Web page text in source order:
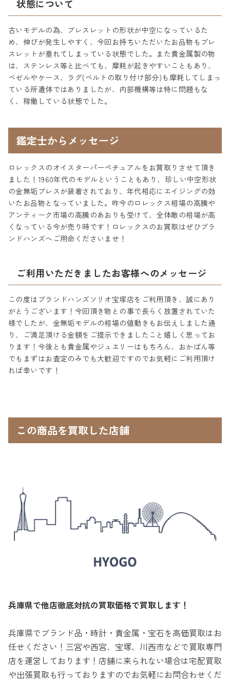
状態について
古いモデルの為、ブレスレットの形状が中空になっているた
め、伸びが発生しやすく、今回お持ちいただいたお品物もブレ
スレットが垂れてしまっている状態でした。また貴金属製の物
は、ステンレス等と比べても、摩耗が起きやすいこともあり、
ベゼルやケース、ラグ(ベルトの取り付け部分)も摩耗してしまっ
ている所遺体ではありましたが、内部機構等は特に問題もな
く、稼働している状態でした。
鑑定士からメッセージ
ロレックスのオイスターパーペチュアルをお買取りさせて頂き
ました！1960年代のモデルということもあり、珍しい中空形状
の金無垢ブレスが装着されており、年代相応にエイジングの効
いたお品物となっていました。昨今のロレックス相場の高騰や
アンティーク市場の高騰のあおりも受けて、全体敵の相場が高
くなっている今が売り時です！ロレックスのお買取はぜひブラ
ンドハンズへご用命くださいませ！
ご利用いただきましたお客様へのメッセージ
この度はブランドハンズソリオ宝塚店をご利用頂き、誠にあり
がとうございます！今回頂き物との事で長らく放置されていた
様でしたが、金無垢モデルの相場の値動きもお伝えしました通
り、ご満足頂ける金額をご提示できましたこと嬉しく思ってお
ります！今後とも貴金属やジュエリーはもちろん、おかばん等
でもまずはお査定のみでも大歓迎ですのでお気軽にご利用頂け
れば幸いです！
この商品を買取した店舗
兵庫県で他店徹底対抗の買取価格で買取します！
兵庫県でブランド品・時計・貴金属・宝石を高価買取はお
任せください！三宮や西宮、宝塚、川西市などで買取専門
店を運営しております！店舗に来られない場合は宅配買取
や出張買取も行っておりますのでお気軽にお問合わせくだ